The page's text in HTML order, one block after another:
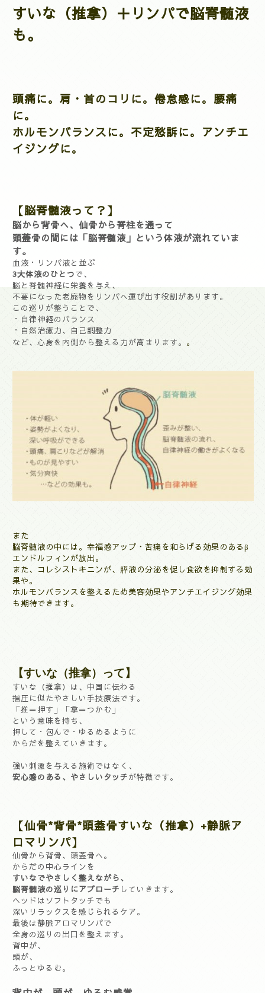
すいな（推拿）＋リンパで脳脊髄液
も。
頭痛に。肩・首のコリに。倦怠感に。腰痛
に。
ホルモンバランスに。不定愁訴に。アンチエ
イジングに。
【脳脊髄液って？】
脳から背骨へ、仙骨から脊柱を通って
頭蓋骨の間には「脳脊髄液」という体液が流れていま
す。
血液・リンパ液と並ぶ
3大体液のひとつで、
脳と脊髄神経に栄養を与え、
不要になった老廃物をリンパへ運び出す役割があります。
この巡りが整うことで、
・自律神経のバランス
・自然治癒力、自己調整力
など、心身を内側から整える力が高まります。 。
また
脳脊髄液の中には。幸福感アップ・苦痛を和らげる効果のあるβ
エンドルフィンが放出。
また、コレシストキニンが、膵液の分泌を促し食欲を抑制する効
果や。
ホルモンバランスを整えるため美容効果やアンチエイジング効果
も期待できます。
【すいな（推拿）って】
すいな（推拿）は、中国に伝わる
指圧に似たやさしい手技療法です。
「推＝押す」「拿＝つかむ」
という意味を持ち、
押して・包んで・ゆるめるように
からだを整えていきます。
強い刺激を与える施術ではなく、
安心感のある、やさしいタッチが特徴です。
【仙骨*背骨*頭蓋骨すいな（推拿）+静脈ア
ロマリンパ】
仙骨から背骨、頭蓋骨へ。
からだの中心ラインを
すいなでやさしく整えながら、
脳脊髄液の巡りにアプローチ していきます。
ヘッドはソフトタッチでも
深いリラックスを感じられるケア。
最後は静脈アロマリンパで
全身の巡りの出口を整えます。
背中が、
頭が、
ふっとゆるむ。